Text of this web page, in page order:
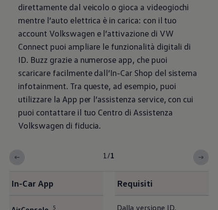
direttamente dal veicolo o gioca a videogiochi
mentre l’auto elettrica è in carica: con il tuo
account Volkswagen e l’attivazione di VW
Connect puoi ampliare le funzionalità digitali di
ID. Buzz grazie a numerose app, che puoi
scaricare facilmente dall’In-Car Shop del sistema
infotainment. Tra queste, ad esempio, puoi
utilizzare la App per l’assistenza service, con cui
puoi contattare il tuo Centro di Assistenza
Volkswagen di fiducia.
1/1
In-Car App Requisiti
5
Dalla versione ID.